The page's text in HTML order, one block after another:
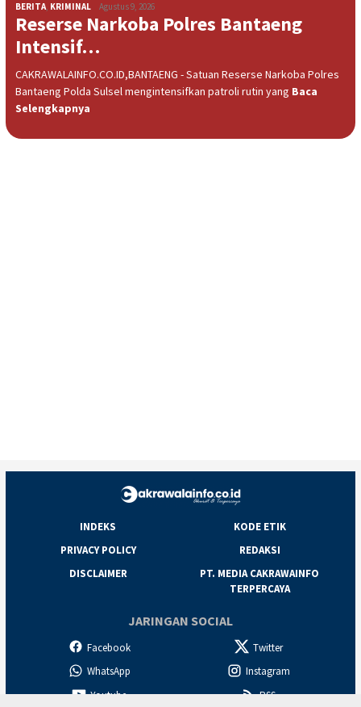
BERITA, KRIMINAL Agustus 9, 2026
Reserse Narkoba Polres Bantaeng
Intensif…
CAKRAWALAINFO.CO.ID,BANTAENG - Satuan Reserse Narkoba Polres
Bantaeng Polda Sulsel mengintensifkan patroli rutin yang Baca
Selengkapnya
INDEKS
KODE ETIK
PRIVACY POLICY
REDAKSI
DISCLAIMER
PT. MEDIA CAKRAWAINFO
TERPERCAYA
JARINGAN SOCIAL
Facebook
Twitter
WhatsApp
Instagram
Youtube
RSS